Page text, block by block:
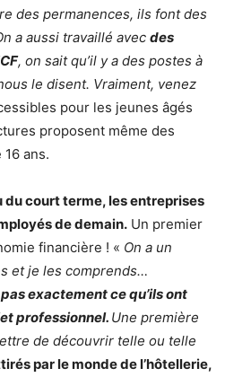
des permanences, ils font des
a aussi travaillé avec des
, on sait qu’il y a des postes à
le disent. Vraiment, venez
pour les jeunes âgés
proposent même des
ans.
du court terme, les entreprises
de demain. Un premier
financière ! « On a un
et je les comprends…
exactement ce qu’ils ont
professionnel. Une première
de découvrir telle ou telle
par le monde de l’hôtellerie,